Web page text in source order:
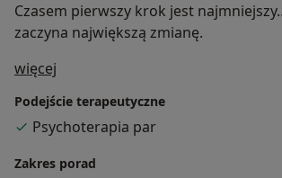
Czasem pierwszy krok jest
zaczyna największą zmianę.
więcej
Podejście terapeutyczne
Psychoterapia par
Zakres porad